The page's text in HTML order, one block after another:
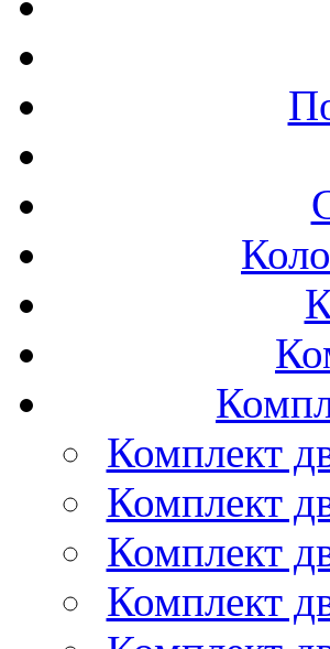
Комплект
Комплект
Комплект
Комплект